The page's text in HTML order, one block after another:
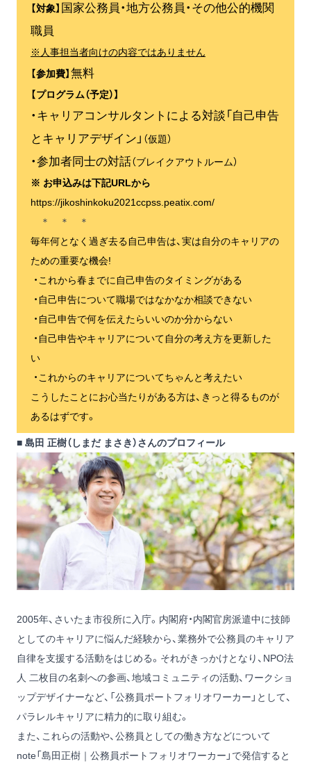
【対象】 国家公務員・地方公務員・その他公的機関
職員
※人事担当者向けの内容ではありません
【参加費】 無料
【プログラム（予定）】
・キャリアコンサルタントによる対談「自己申告
とキャリアデザイン」 （仮題）
・参加者同士の対話（ブレイクアウトルーム）
※ お申込みは下記URLから
https://jikoshinkoku2021ccpss.peatix.com/
＊ ＊ ＊
毎年何となく過ぎ去る自己申告は、実は自分のキャリアの
ための重要な機会!
・これから春までに自己申告のタイミングがある
・自己申告について職場ではなかなか相談できない
・自己申告で何を伝えたらいいのか分からない
・自己申告やキャリアについて自分の考え方を更新した
い
・これからのキャリアについてちゃんと考えたい
こうしたことにお心当たりがある方は、きっと得るものが
あるはずです。
■ 島田 正樹（しまだ まさき）さんのプロフィール
2005年、さいたま市役所に入庁。内閣府・内閣官房派遣中に技師
としてのキャリアに悩んだ経験から、業務外で公務員のキャリア
自律を支援する活動をはじめる。それがきっかけとなり、NPO法
人 二枚目の名刺への参画、地域コミュニティの活動、ワークショ
ップデザイナーなど、「公務員ポートフォリオワーカー」として、
パラレルキャリアに精力的に取り組む。
また、これらの活動や、公務員としての働き方などについて
note「島田正樹｜公務員ポートフォリオワーカー」 で発信すると